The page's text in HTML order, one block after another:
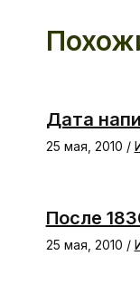
Дата
25 мая, 2010 /
После
25 мая, 2010 /